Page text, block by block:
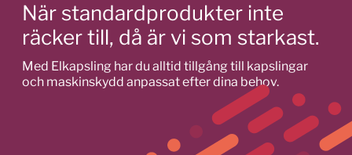
När standardprodukter inte
räcker till, då är vi som starkast.
Med Elkapsling har du alltid tillgång till kapslingar
och maskinskydd anpassat efter dina behov.